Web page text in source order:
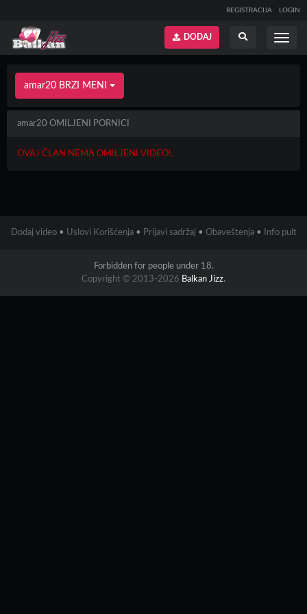
REGISTRACIJA LOGIN
Prikaži
DODAJ
amar20 BRZI MENI
amar20 OMILJENI PORNICI
OVAJ ČLAN NEMA OMILJENI VIDEO!.
Dodaj video • Uslovi Korišćenja • Prijavi sadržaj • Obaveštenja • Info pult
Forbidden for people under 18.
Copyright © 2013-2026 Balkan Jizz.